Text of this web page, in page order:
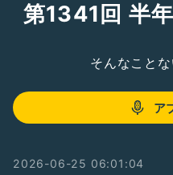
第1341回 半
そんなことな
ア
2026-06-25 06:01:04